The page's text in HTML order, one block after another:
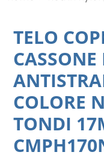
TELO
COLORE
TONDI